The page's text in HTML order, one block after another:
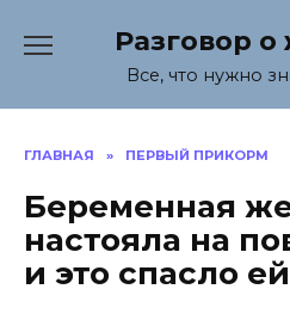
содержанию
Разговор
Все, что нужно
ГЛАВНАЯ » ПЕРВЫЙ ПРИКОРМ
Беременная
настояла на
и это спасло